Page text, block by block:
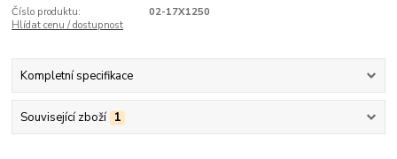
Číslo produktu:
02-17X1250
Hlídat cenu / dostupnost
Kompletní specifikace
Související zboží 1